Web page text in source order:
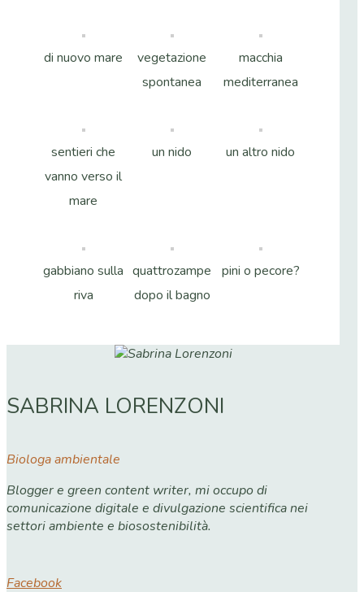
di nuovo mare
vegetazione
spontanea
macchia
mediterranea
sentieri che
vanno verso il
mare
un nido un altro nido
gabbiano sulla
riva
quattrozampe
dopo il bagno
pini o pecore?
SABRINA LORENZONI
Biologa ambientale
Blogger e green content writer, mi occupo di
comunicazione digitale e divulgazione scientifica nei
settori ambiente e biosostenibilità.
Facebook